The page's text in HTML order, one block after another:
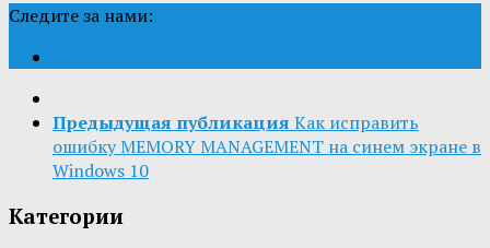
Следите за нами:
Предыдущая публикация Как исправить
ошибку MEMORY MANAGEMENT на синем экране в
Windows 10
Категории